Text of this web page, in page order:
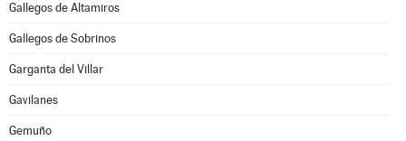
Gallegos de Altamiros
Gallegos de Sobrinos
Garganta del Villar
Gavilanes
Gemuño